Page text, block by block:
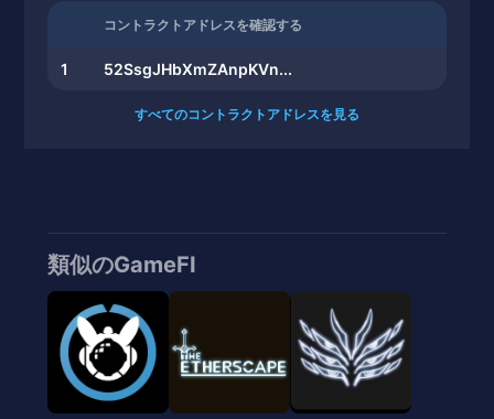
コントラクトアドレスを確認する
1 52SsgJHbXmZAnpKVn...
すべてのコントラクトアドレスを見る
類似のGameFI